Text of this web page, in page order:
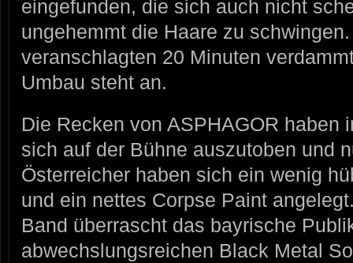
eingefunden, die sich auch nicht
ungehemmt die Haare zu
veranschlagten 20 Minuten
Umbau steht an.
Die Recken von ASPHAGOR haben
sich auf der Bühne auszutoben und
Österreicher haben sich ein wenig
und ein nettes Corpse Paint
Band überrascht das bayrische
abwechslungsreichen Black Metal